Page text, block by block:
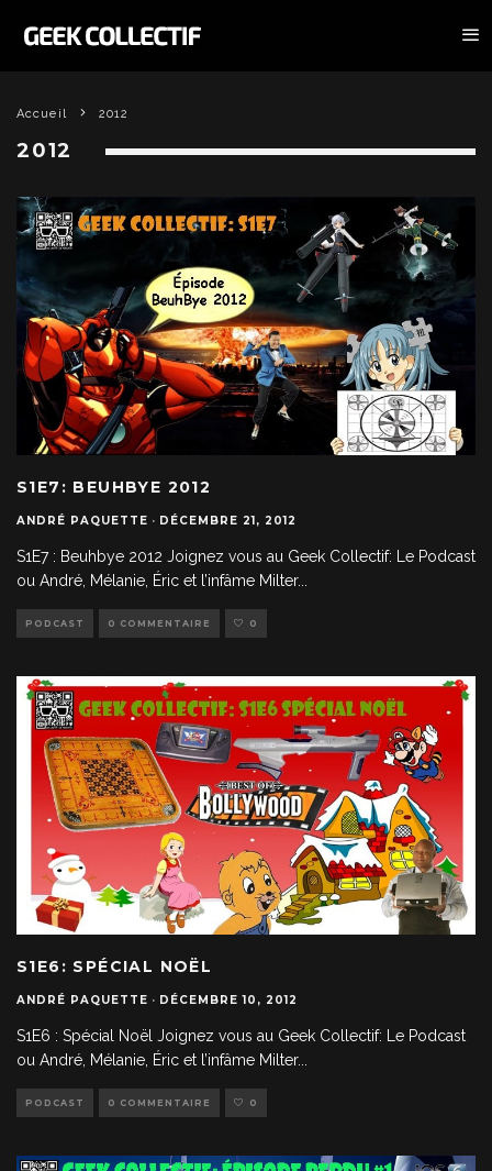
Accueil 2012
2012
S1E7: BEUHBYE 2012
ANDRÉ PAQUETTE · DÉCEMBRE 21, 2012
S1E7 : Beuhbye 2012 Joignez vous au Geek Collectif: Le Podcast
ou André, Mélanie, Éric et l’infâme Milter...
PODCAST 0 COMMENTAIRE 0
S1E6: SPÉCIAL NOËL
ANDRÉ PAQUETTE · DÉCEMBRE 10, 2012
S1E6 : Spécial Noël Joignez vous au Geek Collectif: Le Podcast
ou André, Mélanie, Éric et l’infâme Milter...
PODCAST 0 COMMENTAIRE 0